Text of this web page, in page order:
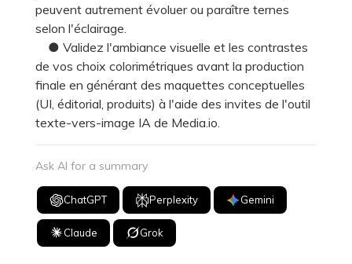
peuvent autrement évoluer ou paraître ternes
selon l'éclairage.
● Validez l'ambiance visuelle et les contrastes
de vos choix colorimétriques avant la production
finale en générant des maquettes conceptuelles
(UI, éditorial, produits) à l'aide des invites de l'outil
texte-vers-image IA de Media.io.
Ask AI for a summary
ChatGPT Perplexity Gemini
Claude Grok